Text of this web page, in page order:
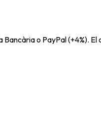
o PayPal (+4%).